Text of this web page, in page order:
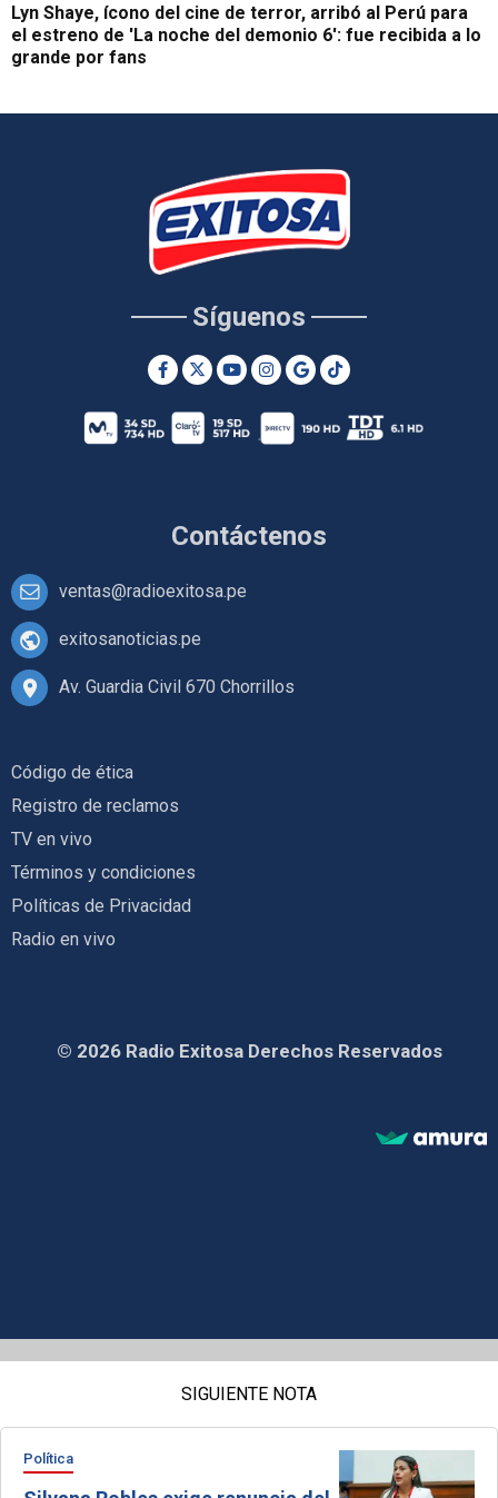
Lyn Shaye, ícono del cine de terror, arribó al Perú para
el estreno de 'La noche del demonio 6': fue recibida a lo
grande por fans
Contáctenos
ventas@radioexitosa.pe
exitosanoticias.pe
Av. Guardia Civil 670 Chorrillos
Síguenos
Código de ética
Registro de reclamos
TV en vivo
Términos y condiciones
Políticas de Privacidad
Radio en vivo
© 2026 Radio Exitosa Derechos Reservados
SIGUIENTE NOTA
Política